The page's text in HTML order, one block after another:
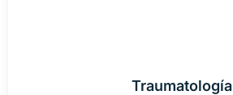
Traumatología